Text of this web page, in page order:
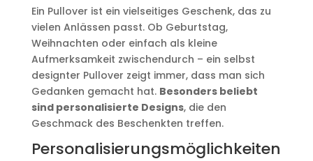
Ein Pullover ist ein vielseitiges Geschenk, das zu
vielen Anlässen passt. Ob Geburtstag,
Weihnachten oder einfach als kleine
Aufmerksamkeit zwischendurch – ein selbst
designter Pullover zeigt immer, dass man sich
Gedanken gemacht hat. Besonders beliebt
sind personalisierte Designs, die den
Geschmack des Beschenkten treffen.
Personalisierungsmöglichkeiten